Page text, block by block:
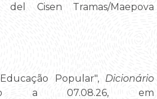
Cisen Tramas/Maepova
Popular", Dicionário
a 07.08.26, em